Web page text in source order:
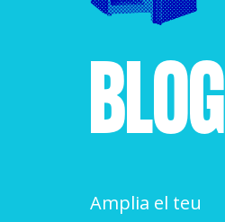
BLOG
Amplia el teu
ACCIÓ